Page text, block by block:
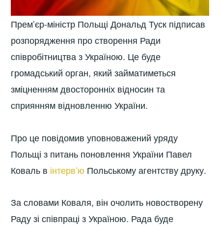
Прем’єр-міністр Польщі Дональд Туск підписав
розпорядження про створення Ради
співробітництва з Україною. Це буде
громадський орган, який займатиметься
зміцненням двосторонніх відносин та
сприянням відновленню України.
Про це повідомив уповноважений уряду
Польщі з питань поновлення України Павел
Коваль в інтерв’ю Польському агентству друку.
За словами Коваля, він очолить новостворену
Раду зі співпраці з Україною. Рада буде